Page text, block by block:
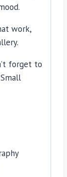
work,
forget to